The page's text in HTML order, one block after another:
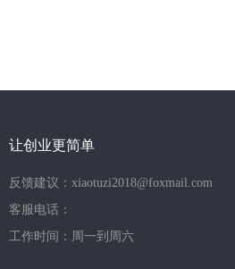
让创业更简单
反馈建议：xiaotuzi2018@foxmail.com
客服电话：
工作时间：周一到周六